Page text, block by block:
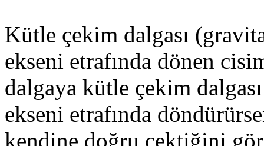
Kütle çekim dalgası
ekseni etrafında dönen
dalgaya kütle çekim
ekseni etrafında
kendine doğru çektiğini